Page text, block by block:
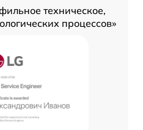
техническое,
процессов»